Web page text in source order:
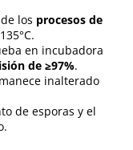
los procesos de
en incubadora
de ≥97%.
inalterado
de esporas y el